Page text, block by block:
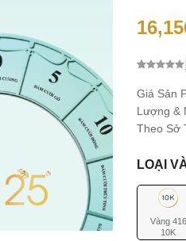
dựa trên
đánh giá
Giá Sản
Lượng &
Theo Sở
LOẠI
Vàng 416
10K